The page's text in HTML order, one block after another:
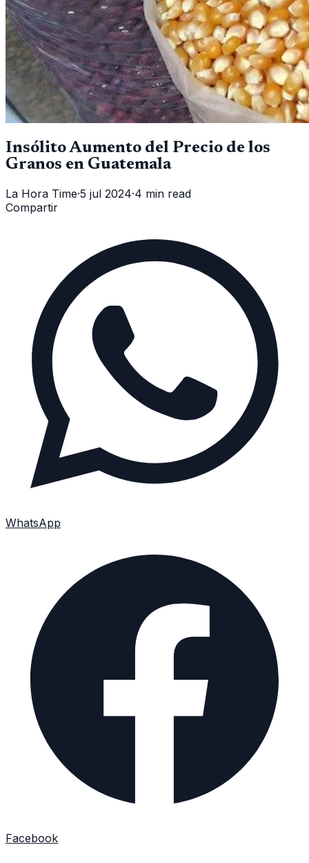
Insólito Aumento del Precio de los
Granos en Guatemala
La Hora Time·5 jul 2024·4 min read
Compartir
WhatsApp
Facebook